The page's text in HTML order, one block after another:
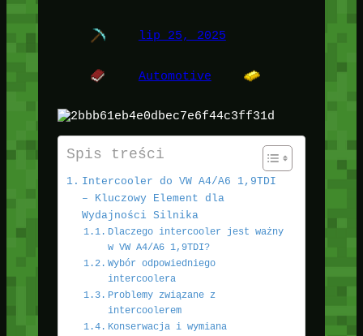
lip 25, 2025
Automotive
Spis treści
Intercooler do VW A4/A6 1,9TDI
– Kluczowy Element dla
Wydajności Silnika
Dlaczego intercooler jest ważny
w VW A4/A6 1,9TDI?
Wybór odpowiedniego
intercoolera
Problemy związane z
intercoolerem
Konserwacja i wymiana